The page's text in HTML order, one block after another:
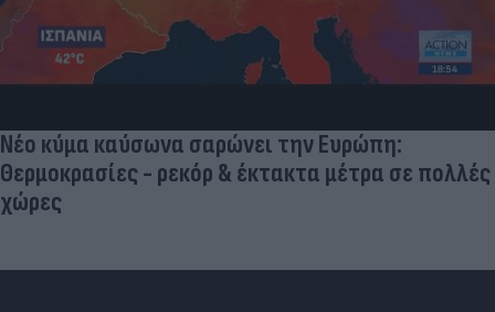
Νέο κύμα καύσωνα σαρώνει την Ευρώπη:
Θερμοκρασίες - ρεκόρ & έκτακτα μέτρα σε πολλές
χώρες